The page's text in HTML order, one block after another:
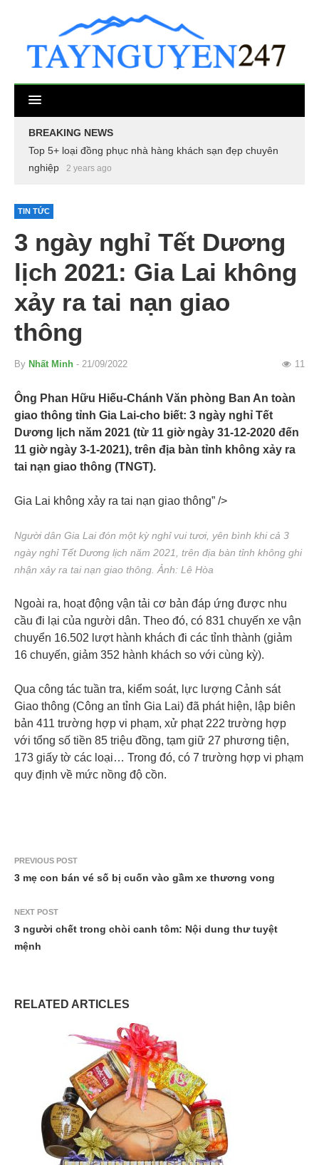
BREAKING NEWS
Top 5+ loại đồng phục nhà hàng khách sạn đẹp chuyên
nghiệp
2 years ago
TIN TỨC
3 ngày nghỉ Tết Dương
lịch 2021: Gia Lai không
xảy ra tai nạn giao
thông
By Nhất Minh - 21/09/2022 11
Ông Phan Hữu Hiếu-Chánh Văn phòng Ban An toàn
giao thông tỉnh Gia Lai-cho biết: 3 ngày nghỉ Tết
Dương lịch năm 2021 (từ 11 giờ ngày 31-12-2020 đến
11 giờ ngày 3-1-2021), trên địa bàn tỉnh không xảy ra
tai nạn giao thông (TNGT).
Gia Lai không xảy ra tai nạn giao thông” />
Người dân Gia Lai đón một kỳ nghỉ vui tươi, yên bình khi cả 3
ngày nghỉ Tết Dương lịch năm 2021, trên địa bàn tỉnh không ghi
nhận xảy ra tai nạn giao thông. Ảnh: Lê Hòa
Ngoài ra, hoạt động vận tải cơ bản đáp ứng được nhu
cầu đi lại của người dân. Theo đó, có 831 chuyến xe vận
chuyển 16.502 lượt hành khách đi các tỉnh thành (giảm
16 chuyến, giảm 352 hành khách so với cùng kỳ).
Qua công tác tuần tra, kiểm soát, lực lượng Cảnh sát
Giao thông (Công an tỉnh Gia Lai) đã phát hiện, lập biên
bản 411 trường hợp vi phạm, xử phạt 222 trường hợp
với tổng số tiền 85 triệu đồng, tạm giữ 27 phương tiện,
173 giấy tờ các loại… Trong đó, có 7 trường hợp vi phạm
quy định về mức nồng độ cồn.
PREVIOUS POST
3 mẹ con bán vé số bị cuốn vào gầm xe thương vong
NEXT POST
3 người chết trong chòi canh tôm: Nội dung thư tuyệt
mệnh
RELATED ARTICLES